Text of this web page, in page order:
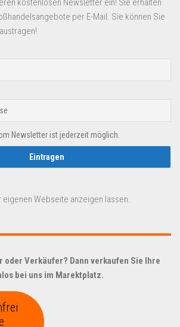
kostenlosen Newsletter ein! Sie erhalten
per E-Mail. Sie können Sie
Newsletter ist jederzeit möglich.
Webseite anzeigen lassen.
oder Verkäufer? Dann verkaufen Sie Ihre
bei uns im Marektplatz.